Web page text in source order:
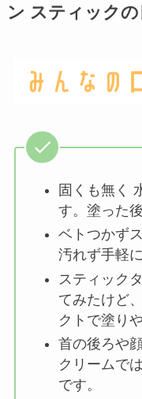
ン スティック
固くも無く
す。塗った
ベトつかず
汚れず手軽
スティック
てみたけど
クトで塗り
首の後ろや
クリームで
です。